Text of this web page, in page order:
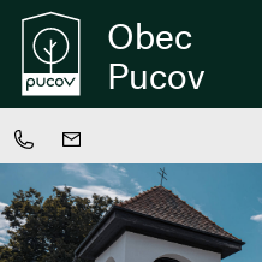
Obec
Pucov